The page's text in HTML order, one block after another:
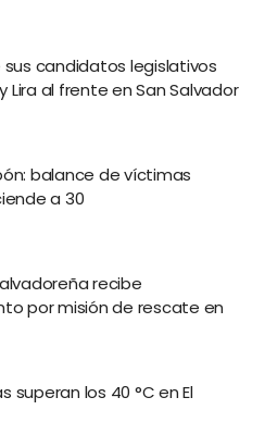
sus candidatos legislativos
Lira al frente en San Salvador
balance de víctimas
a 30
recibe
por misión de rescate en
superan los 40 °C en El